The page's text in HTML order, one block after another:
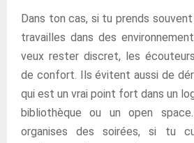
Dans ton cas, si tu prends
travailles dans des
veux rester discret, les
de confort. Ils évitent aussi de
qui est un vrai point fort dans un
bibliothèque ou un open
organises des soirées, si tu